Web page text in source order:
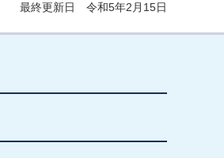
最終更新日 令和5年2月15日